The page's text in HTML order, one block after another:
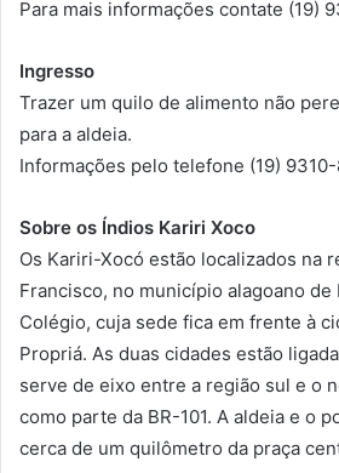
Para mais informações contate (19)
Ingresso
Trazer um quilo de alimento não
para a aldeia.
Informações pelo telefone (19)
Sobre os Índios Kariri Xoco
Os Kariri-Xocó estão localizados na
Francisco, no município alagoano de
Colégio, cuja sede fica em frente à
Propriá. As duas cidades estão
serve de eixo entre a região sul e o
como parte da BR-101. A aldeia e o
cerca de um quilômetro da praça